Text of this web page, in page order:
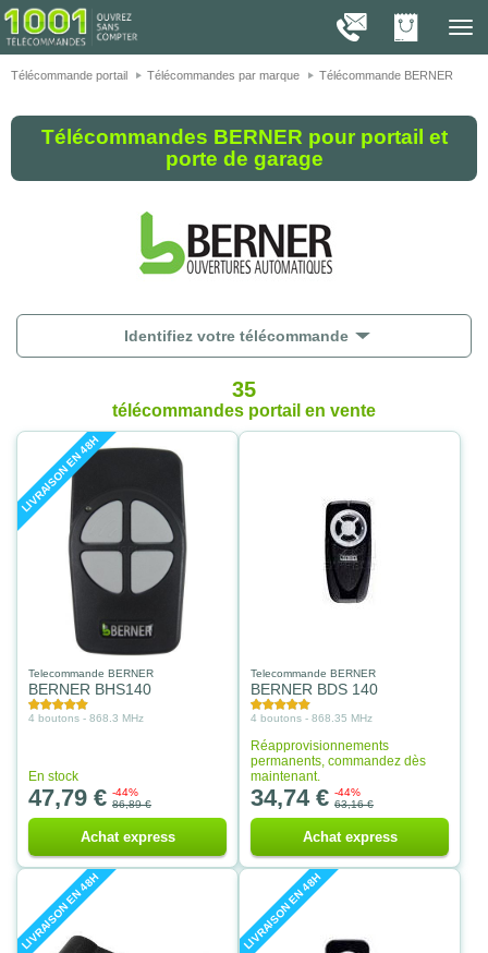
1001
Télécommande portail
Télécommandes par marque Télécommande BERNER
Télécommandes BERNER pour portail et
porte de garage
Identifiez votre télécommande
35
télécommandes portail en vente
LIVRAISON EN 48H
Telecommande BERNER
BERNER BHS140
4 boutons - 868.3 MHz
En stock
47,79 € -44%
86,89 €
Achat express
Telecommande BERNER
BERNER BDS 140
4 boutons - 868.35 MHz
Réapprovisionnements
permanents, commandez dès
maintenant.
34,74 € -44%
63,16 €
Achat express
LIVRAISON EN 48H LIVRAISON EN 48H
On vous présente nos cookies !